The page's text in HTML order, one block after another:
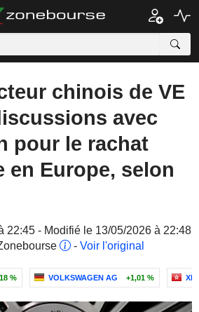
chinois de VE
avec
pour le rachat
en Europe, selon
22:45 - Modifié le 13/05/2026 à 22:48
- Voir l'original
% VOLKSWAGEN AG +1,01 %